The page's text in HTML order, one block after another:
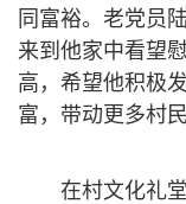
同富裕。老党员
来到他家中看望
高，希望他积极
富，带动更多村
在村文化礼